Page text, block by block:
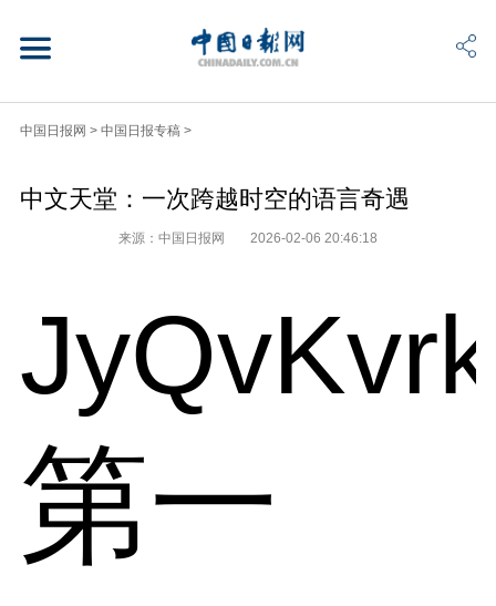
中国日报网 > 中国日报专稿 >
中文天堂：一次跨越时空的语言奇遇
来源：中国日报网 2026-02-06 20:46:18
第一